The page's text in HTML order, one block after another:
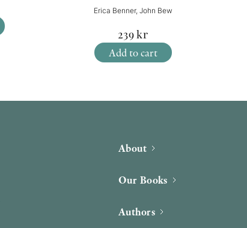
Erica Benner, John Bew
239kr
Add to cart
About
Our Books
Authors